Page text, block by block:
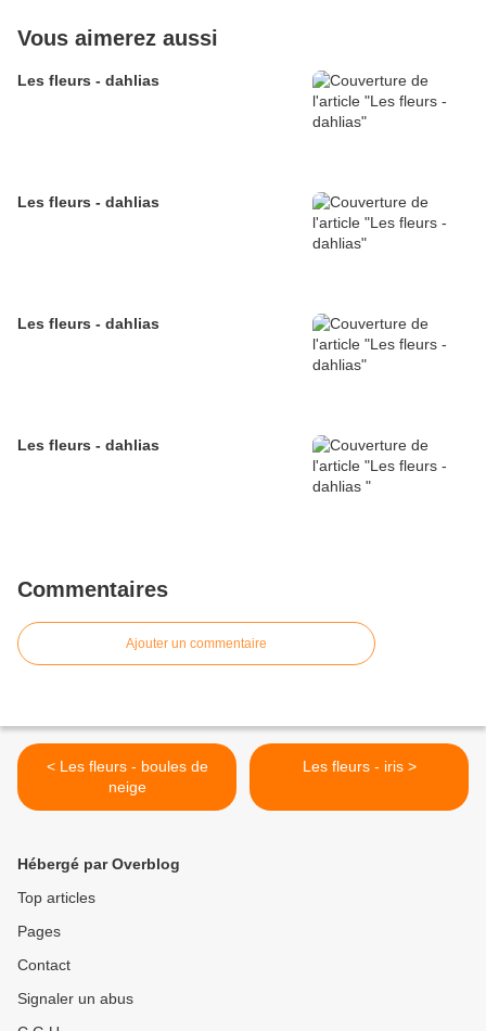
Vous aimerez aussi
Les fleurs - dahlias
Les fleurs - dahlias
Les fleurs - dahlias
Les fleurs - dahlias
Commentaires
Ajouter un commentaire
< Les fleurs - boules de
neige
Les fleurs - iris >
Hébergé par Overblog
Top articles
Pages
Contact
Signaler un abus